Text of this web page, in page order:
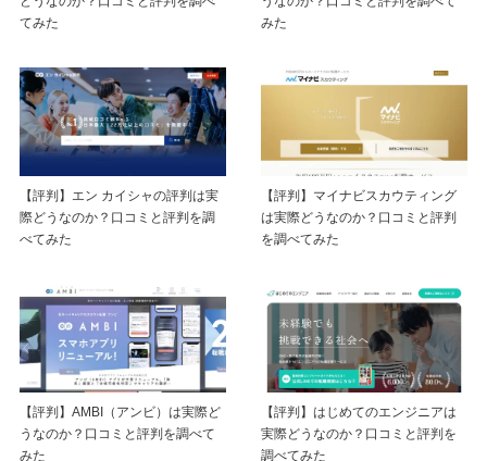
てみた
みた
【評判】エン カイシャの評判は実
際どうなのか？口コミと評判を調
べてみた
【評判】マイナビスカウティング
は実際どうなのか？口コミと評判
を調べてみた
【評判】AMBI（アンビ）は実際ど
うなのか？口コミと評判を調べて
みた
【評判】はじめてのエンジニアは
実際どうなのか？口コミと評判を
調べてみた